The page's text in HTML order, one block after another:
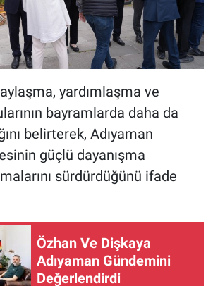
yardımlaşma ve
bayramlarda daha da
belirterek, Adıyaman
güçlü dayanışma
sürdürdüğünü ifade
Özhan Ve Dişkaya
Adıyaman Gündemini
Değerlendirdi